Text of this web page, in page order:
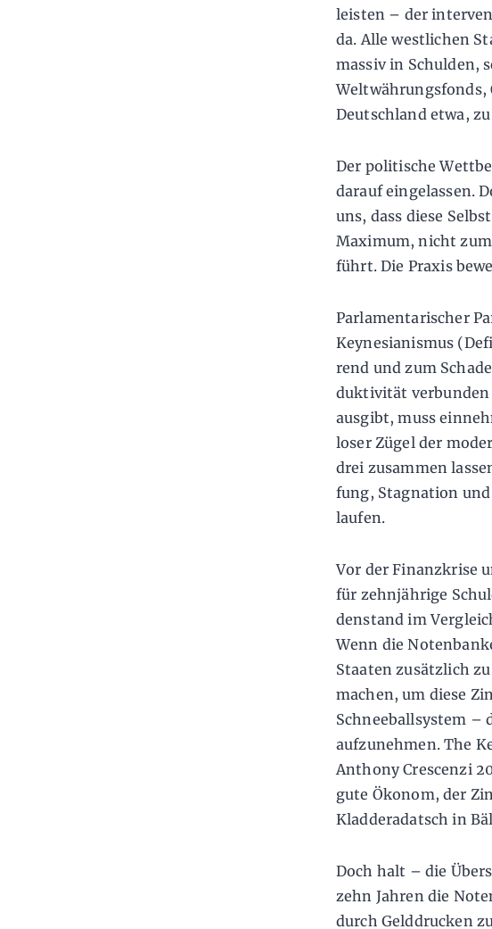
leisten – der
da. Alle westlichen
massiv in Schulden,
Weltwährungsfonds,
Deutschland etwa,
Der politische
darauf eingelassen.
uns, dass diese
Ma­ximum, nicht
führt. Die Praxis
Parlamentarischer
Keynesianismus
rend und zum
duktivität verbunden
ausgibt, muss
loser Zügel der
drei zusammen
fung, Stagnation
laufen.
Vor der Finanzkrise
für zehnjährige
denstand im
Wenn die
Staaten zu­sätzlich
machen, um diese
Schneeballsystem –
aufzunehmen. The
Anthony Crescenzi
gute Ökonom, der
Kladderadatsch in
Doch halt – die
zehn Jahren die
durch Gelddrucken